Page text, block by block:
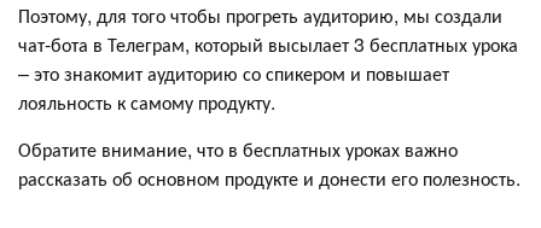
Поэтому, для того чтобы прогреть аудиторию, мы создали
чат-бота в Телеграм, который высылает 3 бесплатных урока
– это знакомит аудиторию со спикером и повышает
лояльность к самому продукту.
Обратите внимание, что в бесплатных уроках важно
рассказать об основном продукте и донести его полезность.